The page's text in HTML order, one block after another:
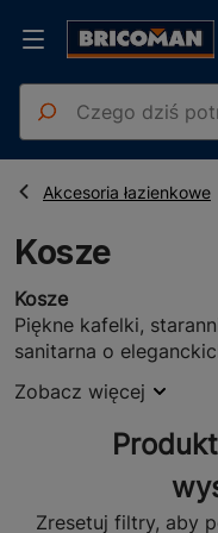
Strona główna
Artykuły Sanitarne
Akcesoria łazienkowe
Kosze
Kosze
Kosze
Piękne kafelki,
sanitarna o
prezentuje i cechuje
jednak zapewniała
pamiętać również o
Łazienkowe kosze
Kosze na śmieci do
Zobacz więcej
Zresetuj filtry, aby